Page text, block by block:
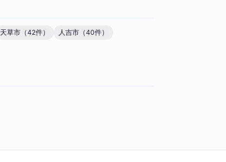
天草市（42件）
人吉市（40件）